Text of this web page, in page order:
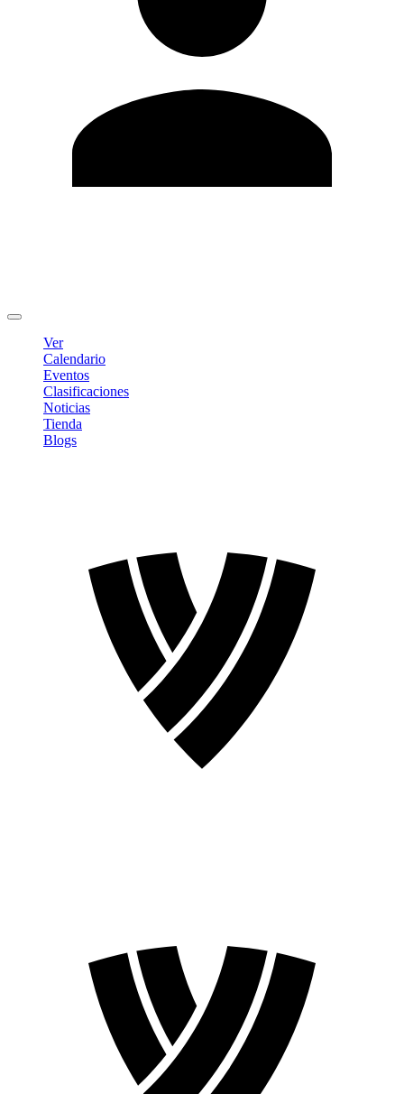
Ver
Calendario
Eventos
Clasificaciones
Noticias
Tienda
Blogs